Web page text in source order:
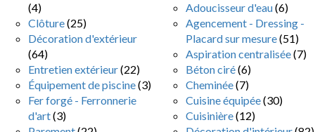
(4)
Clôture(25)
Décoration d'extérieur
(64)
Entretien extérieur(22)
Équipement de piscine(3)
Fer forgé - Ferronnerie
d'art(3)
Adoucisseur d'eau(6)
Agencement - Dressing -
Placard sur mesure(51)
Aspiration centralisée(7)
Béton ciré(6)
Cheminée(7)
Cuisine équipée(30)
Cuisinière(12)